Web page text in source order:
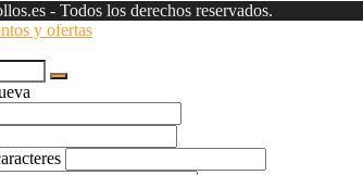
- Todos los derechos reservados.